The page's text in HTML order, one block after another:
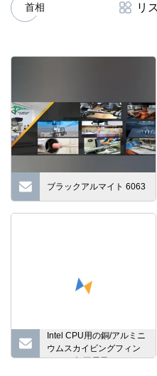
首相 リ
ブラックアルマイト 6063
Intel CPU用の銅/アルミニ
ウムスカイビングフィン
とCNC加工電子ヒートシ